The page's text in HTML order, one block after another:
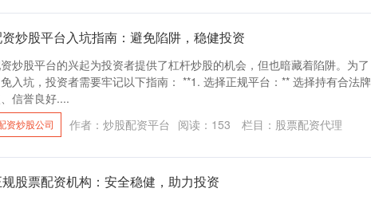
炒股平台入坑指南：避免陷阱，稳健投资
炒股平台的兴起为投资者提供了杠杆炒股的机会，但也暗藏着陷阱。为了
入坑，投资者需要牢记以下指南： **1. 选择正规平台：** 选择持有合法牌
信誉良好....
资炒股公司 作者：炒股配资平台 阅读： 153 栏目： 股票配资代理
股票配资机构：安全稳健，助力投资